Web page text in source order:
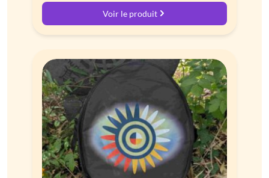
Voir le produit